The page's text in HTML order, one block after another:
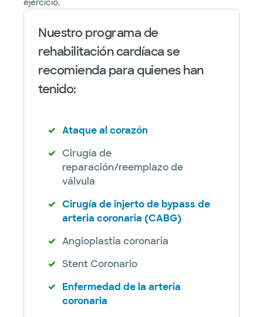
ejercicio.
Nuestro programa de
rehabilitación cardíaca se
recomienda para quienes han
tenido:
Ataque al corazón
Cirugía de
reparación/reemplazo de
válvula
Cirugía de injerto de bypass de
arteria coronaria (CABG)
Angioplastia coronaria
Stent Coronario
Enfermedad de la arteria
coronaria